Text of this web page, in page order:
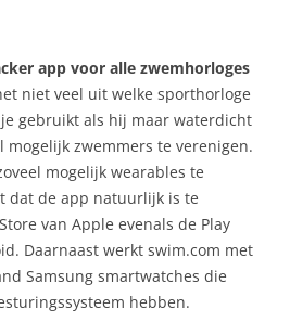
app voor alle zwemhorloges
niet veel uit welke sporthorloge
gebruikt als hij maar waterdicht
mogelijk zwemmers te verenigen.
mogelijk wearables te
dat de app natuurlijk is te
van Apple evenals de Play
Daarnaast werkt swim.com met
Samsung smartwatches die
hebben.